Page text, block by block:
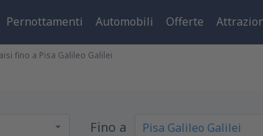
Pernottamenti Automobili Offerte
fino a Pisa Galileo Galilei
Fino a